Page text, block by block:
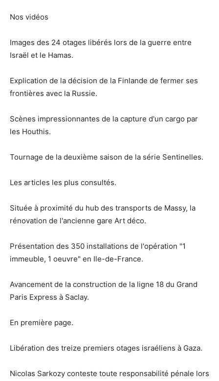
Nos vidéos
Images des 24 otages libérés lors de la guerre entre
Israël et le Hamas.
Explication de la décision de la Finlande de fermer ses
frontières avec la Russie.
Scènes impressionnantes de la capture d'un cargo par
les Houthis.
Tournage de la deuxième saison de la série Sentinelles.
Les articles les plus consultés.
Située à proximité du hub des transports de Massy, la
rénovation de l'ancienne gare Art déco.
Présentation des 350 installations de l'opération "1
immeuble, 1 oeuvre" en Ile-de-France.
Avancement de la construction de la ligne 18 du Grand
Paris Express à Saclay.
En première page.
Libération des treize premiers otages israéliens à Gaza.
Nicolas Sarkozy conteste toute responsabilité pénale lors